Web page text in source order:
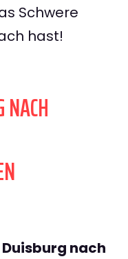
Schwere
hast!
nach